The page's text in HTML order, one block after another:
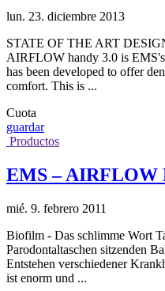
lun. 23. diciembre 2013
STATE OF THE ART
AIRFLOW handy 3.0 is
has been developed to offer
comfort. This is ...
Cuota
guardar
Productos
EMS –
mié. 9. febrero 2011
Biofilm - Das schlimme Wort
Parodontaltaschen sitzenden
Entstehen verschiedener
ist enorm und ...